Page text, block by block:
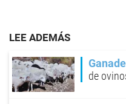
LEE ADEMÁS
de